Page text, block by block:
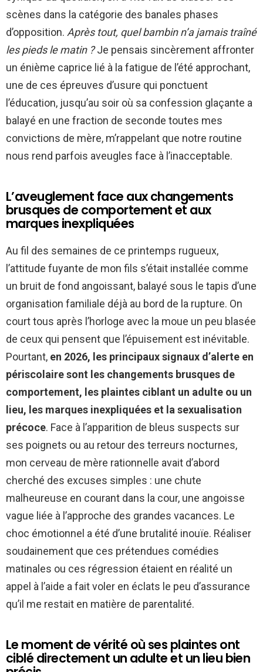
scènes dans la catégorie des banales phases
d’opposition. Après tout, quel bambin n’a jamais traîné
les pieds le matin ?Je pensais sincèrement affronter
un énième caprice lié à la fatigue de l’été approchant,
une de ces épreuves d’usure qui ponctuent
l’éducation, jusqu’au soir où sa confession glaçante a
balayé en une fraction de seconde toutes mes
convictions de mère, m’rappelant que notre routine
nous rend parfois aveugles face à l’inacceptable.
L’aveuglement face aux changements
brusques de comportement et aux
marques inexpliquées
Au fil des semaines de ce printemps rugueux,
l’attitude fuyante de mon fils s’était installée comme
un bruit de fond angoissant, balayé sous le tapis d’une
organisation familiale déjà au bord de la rupture. On
court tous après l’horloge avec la moue un peu blasée
de ceux qui pensent que l’épuisement est inévitable.
Pourtant, en 2026, les principaux signaux d’alerte en
périscolaire sont les changements brusques de
comportement, les plaintes ciblant un adulte ou un
lieu, les marques inexpliquées et la sexualisation
précoce. Face à l’apparition de bleus suspects sur
ses poignets ou au retour des terreurs nocturnes,
mon cerveau de mère rationnelle avait d’abord
cherché des excuses simples : une chute
malheureuse en courant dans la cour, une angoisse
vague liée à l’approche des grandes vacances. Le
choc émotionnel a été d’une brutalité inouïe. Réaliser
soudainement que ces prétendues comédies
matinales ou ces régression étaient en réalité un
appel à l’aide a fait voler en éclats le peu d’assurance
qu’il me restait en matière de parentalité.
Le moment de vérité où ses plaintes ont
ciblé directement un adulte et un lieu bien